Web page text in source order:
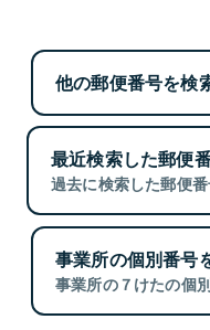
他の郵便番号を検
最近検索した郵便
過去に検索した郵便
事業所の個別番号
事業所の７けたの個